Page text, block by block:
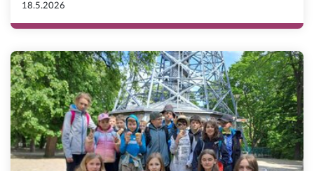
18.5.2026